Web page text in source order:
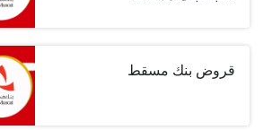
قروض بنك مسقط